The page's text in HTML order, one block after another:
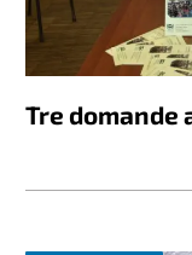
Tre domande